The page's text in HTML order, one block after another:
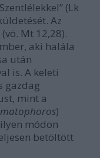
(Lk
Az
Mt 12,28).
aki halála
után
is. A keleti
gazdag
mint a
)
módon
betöltött